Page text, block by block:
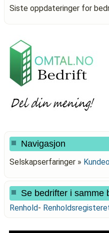
Siste oppdateringer for
Navigasjon
Selskapserfaringer »
Se bedrifter i samme
Renhold-